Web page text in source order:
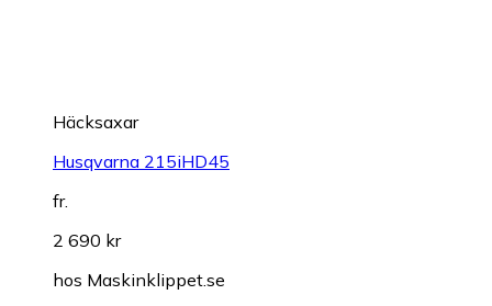
Häcksaxar
Husqvarna 215iHD45
fr.
2 690 kr
hos Maskinklippet.se